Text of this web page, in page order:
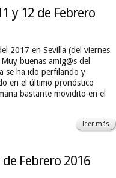
y 12 de Febrero
2017 en Sevilla (del viernes
buenas amig@s del
se ha ido perfilando y
en el último pronóstico
bastante movidito en el
leer más
Febrero 2016